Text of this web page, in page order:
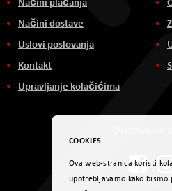
Načini dostave
Uslovi poslovanja
Kontakt
Upravljanje kolačićima
COOKIES
Ova web-stranica koristi
upotrebljavamo kako bismo